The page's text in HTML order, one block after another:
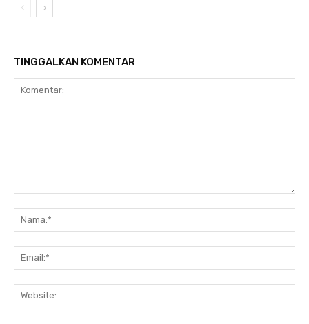
TINGGALKAN KOMENTAR